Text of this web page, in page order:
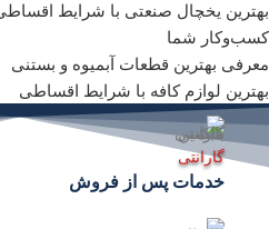
بهترین یخچال صنعتی با شرایط
کسب‌وکار شما
معرفی بهترین قطعات آبمیوه و بستنی
بهترین لوازم کافه با شرایط اقساطی
گارانتی
خدمات پس از فروش